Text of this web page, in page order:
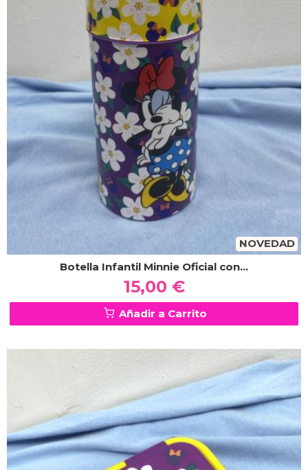
NOVEDAD
Botella Infantil Minnie Oficial con...
15,00 €
Añadir a Carrito